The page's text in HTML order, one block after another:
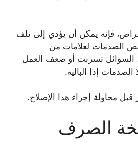
فإنه يمكن أن يؤدي إلى تلف
الصدمات لعلامات من
السوائل تسربت أو ضعف العمل
إذا البالية.
قبل محاولة إجراء هذا الإصلاح.
الصرف